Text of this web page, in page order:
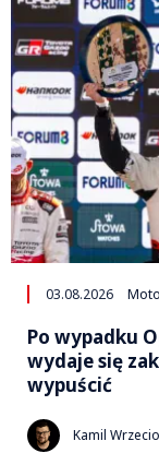
03.08.2026
Po wypadku
wydaje się
wypuścić
Kamil